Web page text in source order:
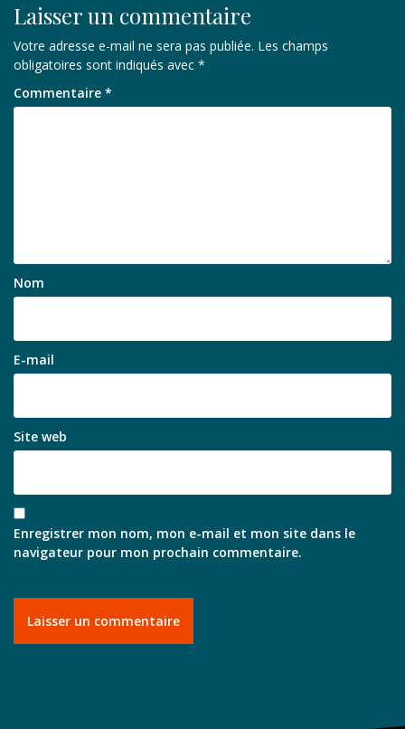
Laisser un commentaire
Votre adresse e-mail ne sera pas publiée. Les champs
obligatoires sont indiqués avec *
Commentaire *
Nom
E-mail
Site web
Enregistrer mon nom, mon e-mail et mon site dans le
navigateur pour mon prochain commentaire.